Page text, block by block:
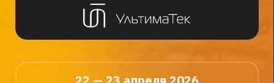
ФОРУМ ЛИДЕРОВ